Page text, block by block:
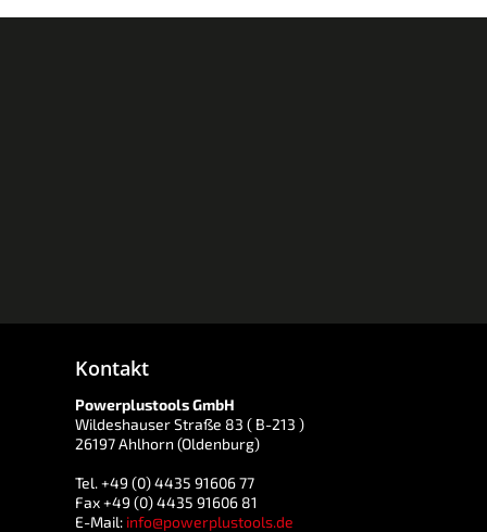
Kontakt
Powerplustools GmbH
Wildeshauser Straße 83 ( B-213 )
26197 Ahlhorn (Oldenburg)
Tel. +49 (0) 4435 91606 77
Fax +49 (0) 4435 91606 81
E-Mail: info@powerplustools.de